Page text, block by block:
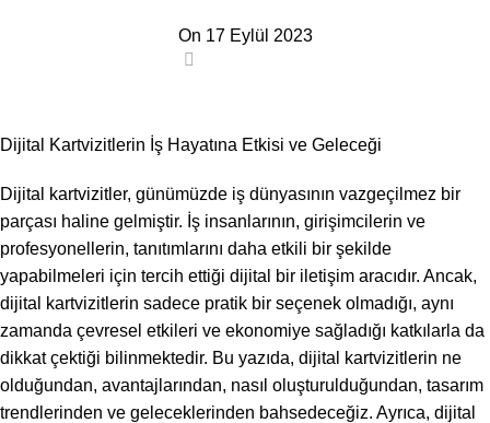
On 17 Eylül 2023
Dijital Kartvizitlerin İş Hayatına Etkisi ve Geleceği
Dijital kartvizitler, günümüzde iş dünyasının vazgeçilmez bir
parçası haline gelmiştir. İş insanlarının, girişimcilerin ve
profesyonellerin, tanıtımlarını daha etkili bir şekilde
yapabilmeleri için tercih ettiği dijital bir iletişim aracıdır. Ancak,
dijital kartvizitlerin sadece pratik bir seçenek olmadığı, aynı
zamanda çevresel etkileri ve ekonomiye sağladığı katkılarla da
dikkat çektiği bilinmektedir. Bu yazıda, dijital kartvizitlerin ne
olduğundan, avantajlarından, nasıl oluşturulduğundan, tasarım
trendlerinden ve geleceklerinden bahsedeceğiz. Ayrıca, dijital